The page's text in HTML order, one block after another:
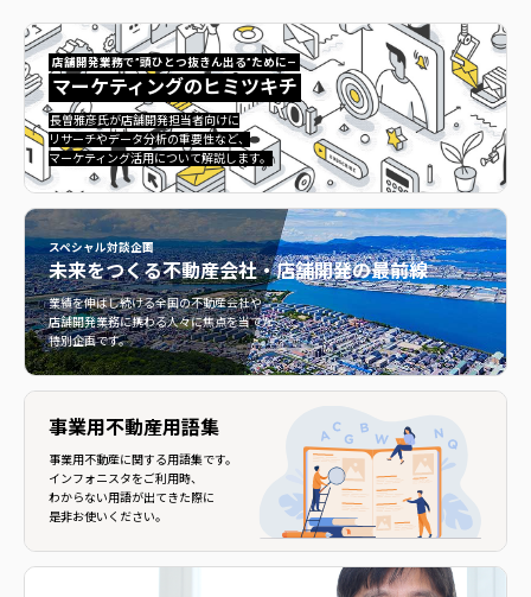
店舗開発業務で”頭ひとつ抜きん出る”ために—
マーケティングのヒミツキチ
長曽雅彦氏が店舗開発担当者向けに
リサーチやデータ分析の重要性など、
マーケティング活用について解説します。
マーケティングのヒミツキチ">
スペシャル対談企画
未来をつくる不動産会社・店舗開発の最前線
業績を伸ばし続ける全国の不動産会社や
店舗開発業務に携わる人々に焦点を当てた
特別企画です。
不動産会社・店舗開発の最前線">
事業用不動産用語集
事業用不動産に関する用語集です。
インフォニスタをご利用時、
わからない用語が出てきた際に
是非お使いください。